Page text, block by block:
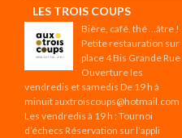
LES TROIS COUPS
Bière, café, thé …âtre !
Petite restauration sur
place 4 Bis Grande Rue
Ouverture les
vendredis et samedis De 19 h à
minuit auxtroiscoups@hotmail.com
Les vendredis à 19 h : Tournoi
d’échecs Réservation sur l’appli